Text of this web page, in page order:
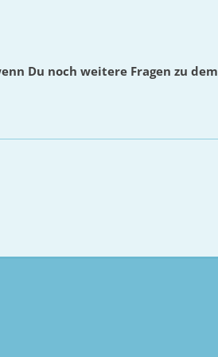
Du noch weitere Fragen zu dem